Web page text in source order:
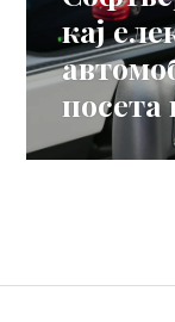
post:
кај
посета